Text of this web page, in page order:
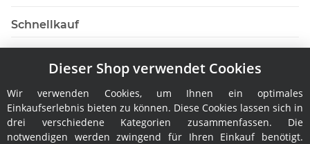
Schnellkauf
Hersteller
Dieser Shop verwendet Cookies
Wir verwenden Cookies, um Ihnen ein optimales
Einkaufserlebnis bieten zu können. Diese Cookies lassen sich in
drei verschiedene Kategorien zusammenfassen. Die
notwendigen werden zwingend für Ihren Einkauf benötigt.